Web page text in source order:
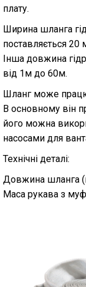
плату.
Ширина шланга
поставляється
Інша довжина
від 1м до 60м.
Шланг може
В основному він
його можна
насосами для
Технічні деталі:
Довжина шланга
Маса рукава з